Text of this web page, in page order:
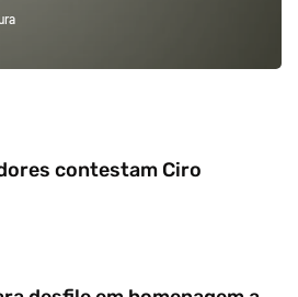
contestam Ciro